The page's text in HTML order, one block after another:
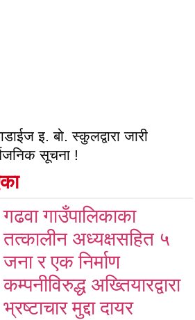
इ. बो. स्कुलद्वारा जारी
सूचना !
गढवा गाउँपालिकाका
तत्कालीन अध्यक्षसहित ५
जना र एक निर्माण
कम्पनीविरुद्ध अख्तियारद्वारा
भ्रष्टाचार मुद्दा दायर